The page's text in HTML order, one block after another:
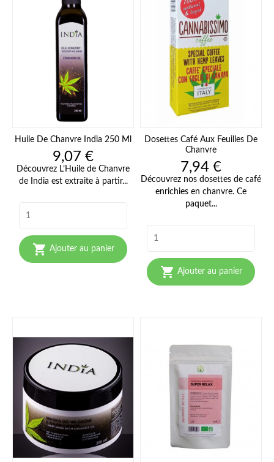
Huile De Chanvre India 250 Ml
Prix
9,07 €
Découvrez L’Huile de Chanvre
de India est extraite à partir...
 Ajouter au panier
Dosettes Café Aux Feuilles De
Chanvre
Prix
7,94 €
Découvrez nos dosettes de café
enrichies en chanvre. Ce
paquet...
 Ajouter au panier